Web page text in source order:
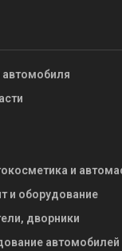
автомобиля
и
и оборудование
дворники
автомобилей